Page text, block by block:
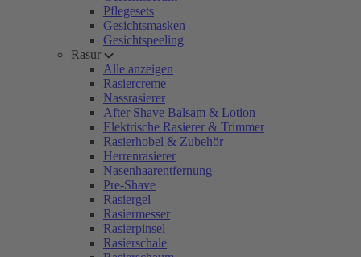
Pflegesets
Gesichtsmasken
Gesichtspeeling
Rasur
Alle anzeigen
Rasiercreme
Nassrasierer
After Shave Balsam & Lotion
Elektrische Rasierer & Trimmer
Rasierhobel & Zubehör
Herrenrasierer
Nasenhaarentfernung
Pre-Shave
Rasiergel
Rasiermesser
Rasierpinsel
Rasierschale